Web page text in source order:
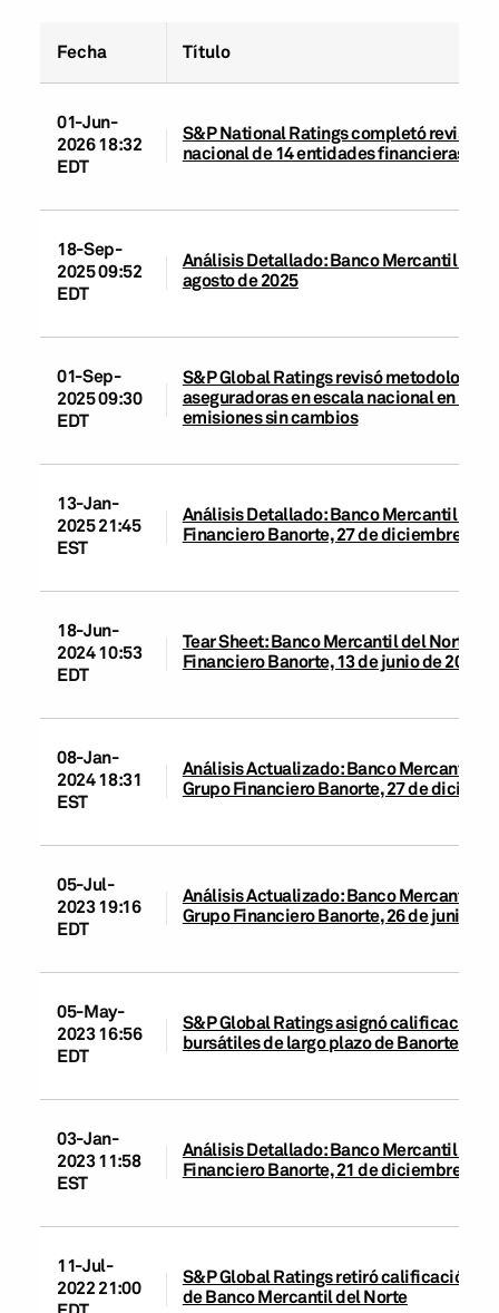
Fecha Título
01-Jun-
2026 18:32
EDT
S&P National Ratings completó
nacional de 14 entidades financieras en
18-Sep-
2025 09:52
EDT
Análisis Detallado: Banco Mercantil del
agosto de 2025
01-Sep-
2025 09:30
EDT
S&P Global Ratings revisó
aseguradoras en escala nacional en
emisiones sin cambios
13-Jan-
2025 21:45
EST
Análisis Detallado: Banco Mercantil del
Financiero Banorte, 27 de diciembre de
18-Jun-
2024 10:53
EDT
Tear Sheet: Banco Mercantil del Norte
Financiero Banorte, 13 de junio de 2024
08-Jan-
2024 18:31
EST
Análisis Actualizado: Banco Mercantil
Grupo Financiero Banorte, 27 de
05-Jul-
2023 19:16
EDT
Análisis Actualizado: Banco Mercantil
Grupo Financiero Banorte, 26 de junio de
05-May-
2023 16:56
EDT
S&P Global Ratings asignó
bursátiles de largo plazo de Banorte
03-Jan-
2023 11:58
EST
Análisis Detallado: Banco Mercantil del
Financiero Banorte, 21 de diciembre de
11-Jul-
2022 21:00
S&P Global Ratings retiró calificación
de Banco Mercantil del Norte